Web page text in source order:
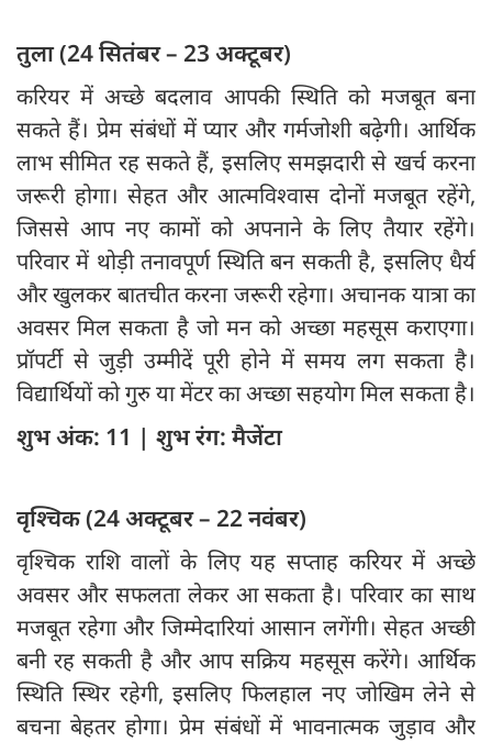
तुला (24 सितंबर – 23 अक्टूबर)
करियर में अच्छे बदलाव आपकी स्थिति को मजबूत बना
सकते हैं। प्रेम संबंधों में प्यार और गर्मजोशी बढ़ेगी। आर्थिक
लाभ सीमित रह सकते हैं, इसलिए समझदारी से खर्च करना
जरूरी होगा। सेहत और आत्मविश्वास दोनों मजबूत रहेंगे,
जिससे आप नए कामों को अपनाने के लिए तैयार रहेंगे।
परिवार में थोड़ी तनावपूर्ण स्थिति बन सकती है, इसलिए धैर्य
और खुलकर बातचीत करना जरूरी रहेगा। अचानक यात्रा का
अवसर मिल सकता है जो मन को अच्छा महसूस कराएगा।
प्रॉपर्टी से जुड़ी उम्मीदें पूरी होने में समय लग सकता है।
विद्यार्थियों को गुरु या मेंटर का अच्छा सहयोग मिल सकता है।
शुभ अंक: 11 | शुभ रंग: मैजेंटा
वृश्चिक (24 अक्टूबर – 22 नवंबर)
वृश्चिक राशि वालों के लिए यह सप्ताह करियर में अच्छे
अवसर और सफलता लेकर आ सकता है। परिवार का साथ
मजबूत रहेगा और जिम्मेदारियां आसान लगेंगी। सेहत अच्छी
बनी रह सकती है और आप सक्रिय महसूस करेंगे। आर्थिक
स्थिति स्थिर रहेगी, इसलिए फिलहाल नए जोखिम लेने से
बचना बेहतर होगा। प्रेम संबंधों में भावनात्मक जुड़ाव और